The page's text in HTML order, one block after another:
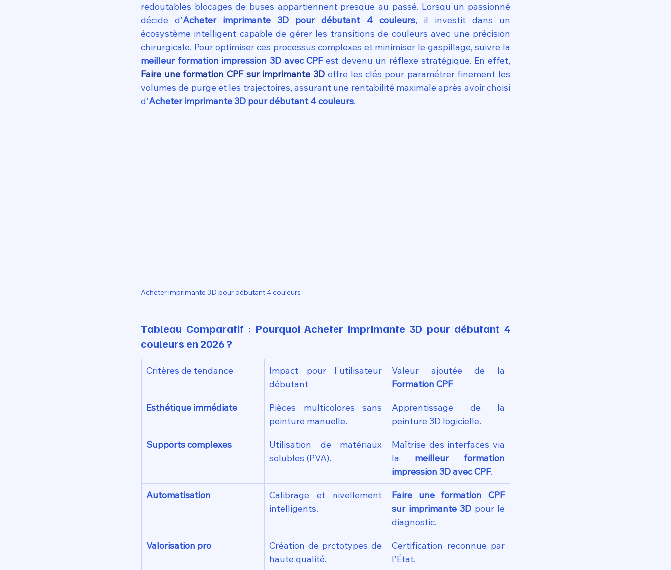
redoutables blocages de buses appartiennent presque au passé. Lorsqu'un passionné
décide d'Acheter imprimante 3D pour débutant 4 couleurs, il investit dans un
écosystème intelligent capable de gérer les transitions de couleurs avec une précision
meilleur formation impression 3D avec CPF
Faire une formation CPF sur imprimante 3D offre les clés pour paramétrer finement les
volumes de purge et les trajectoires, assurant une rentabilité maximale après avoir choisi
d'Acheter imprimante 3D pour débutant 4 couleurs.
Acheter imprimante 3D pour débutant 4 couleurs
Tableau Comparatif : Pourquoi Acheter imprimante 3D pour débutant 4
couleurs en 2026 ?
Critères de tendance
Impact pour l'utilisateur
débutant
Formation CPF
Esthétique immédiate
Pièces multicolores sans
peinture manuelle.
Apprentissage de la
peinture 3D logicielle.
Supports complexes
Utilisation de matériaux
solubles (PVA).
Maîtrise des interfaces via
la meilleur formation
impression 3D avec CPF.
Automatisation
Calibrage et nivellement
intelligents.
Faire une formation CPF
sur imprimante 3D pour le
diagnostic.
Valorisation pro
Création de prototypes de
haute qualité.
Certification reconnue par
l'État.